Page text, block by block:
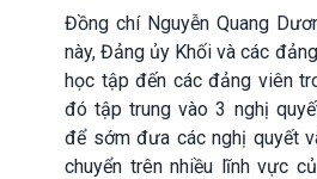
Đồng chí Nguyễn Quang
này, Đảng ủy Khối và các
học tập đến các đảng viên
đó tập trung vào 3 nghị
để sớm đưa các nghị quyết
chuyển trên nhiều lĩnh vực